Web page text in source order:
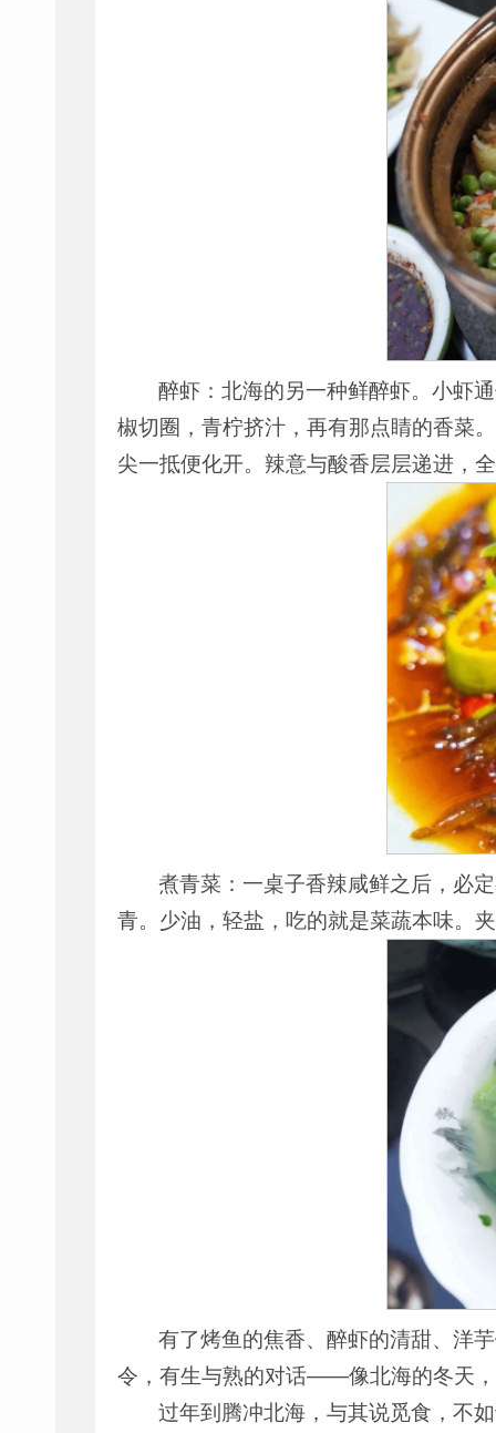
醉虾：北海的另一种鲜醉虾。小虾
椒切圈，青柠挤汁，再有那点睛的香菜
尖一抵便化开。辣意与酸香层层递进，
煮青菜：一桌子香辣咸鲜之后，必
青。少油，轻盐，吃的就是菜蔬本味。
有了烤鱼的焦香、醉虾的清甜、洋
令，有生与熟的对话——像北海的冬天
过年到腾冲北海，与其说觅食，不